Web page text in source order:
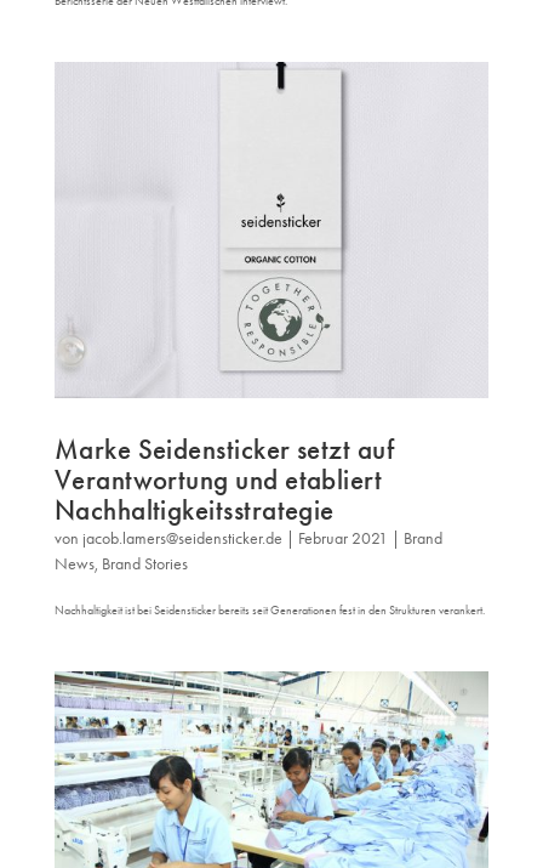
Marke Seidensticker setzt auf
Verantwortung und etabliert
Nachhaltigkeitsstrategie
von jacob.lamers@seidensticker.de Februar 2021
Brand
News, Brand Stories
Nachhaltigkeit ist bei Seidensticker bereits seit Generationen fest in den Strukturen verankert.